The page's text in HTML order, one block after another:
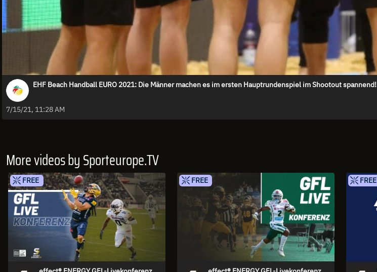
EHF Beach Handball EURO 2021: Die Männer machen es im ersten Hauptrundenspiel im Shootout spannend!
7/15/21, 11:28 AM
More videos by Sporteurope.TV
FREE FREE FREE